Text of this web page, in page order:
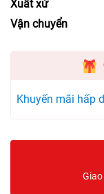
Xuất xứ
Vận chuyển
Khuyến mãi hấp